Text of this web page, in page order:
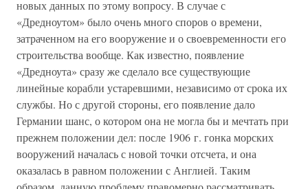
новых данных по этому вопросу. В случае с
«Дредноутом» было очень много споров о времени,
затраченном на его вооружение и о своевременности его
строительства вообще. Как известно, появление
«Дредноута» сразу же сделало все существующие
линейные корабли устаревшими, независимо от срока их
службы. Но с другой стороны, его появление дало
Германии шанс, о котором она не могла бы и мечтать при
прежнем положении дел: после 1906 г. гонка морских
вооружений началась с новой точки отсчета, и она
оказалась в равном положении с Англией. Таким